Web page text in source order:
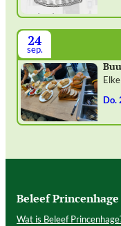
24
sep.
Beleef Princenhage
Wat is Beleef